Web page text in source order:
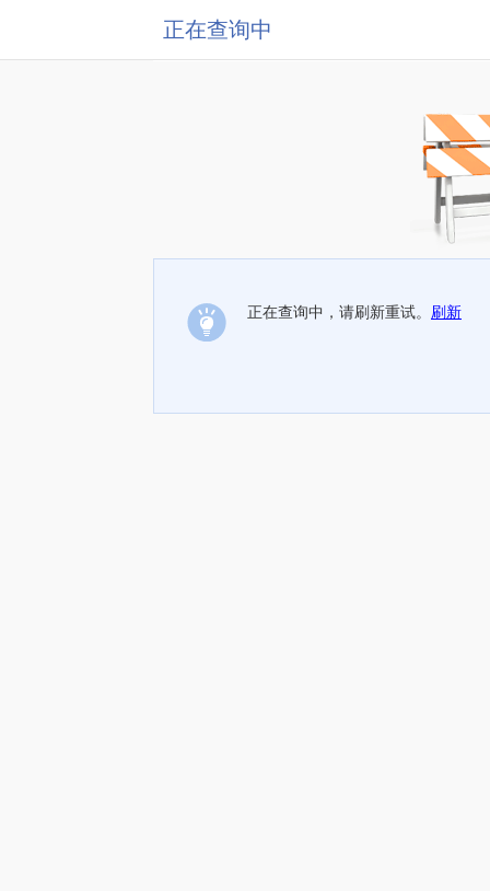
正在查询中
正在查询中，请刷新重试。 刷新